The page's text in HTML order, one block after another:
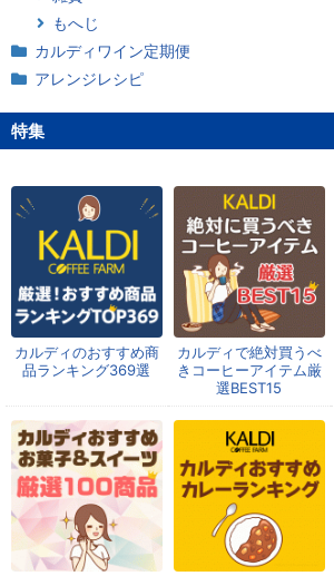
もへじ
カルディワイン定期便
アレンジレシピ
特集
カルディのおすすめ商
品ランキング369選
カルディで絶対買うべ
きコーヒーアイテム厳
選BEST15